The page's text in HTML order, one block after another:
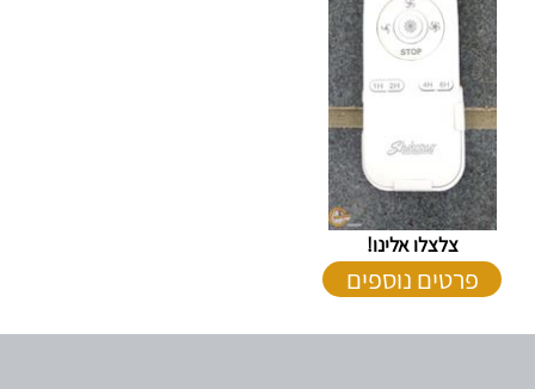
צלצלו אלינו!
פרטים נוספים